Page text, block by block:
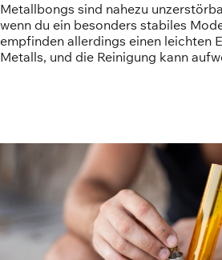
Metallbongs sind nahezu
wenn du ein besonders stabiles
empfinden allerdings einen leichten
Metalls, und die Reinigung kann